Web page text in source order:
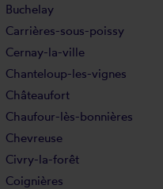
Buchelay
Carrières-sous-poissy
Cernay-la-ville
Chanteloup-les-vignes
Châteaufort
Chaufour-lès-bonnières
Chevreuse
Civry-la-forêt
Coignières